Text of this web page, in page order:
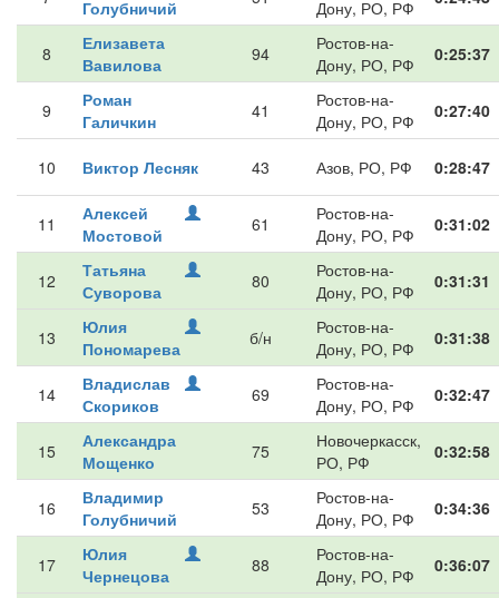
Голубничий Дону, РО, РФ
8
Елизавета
Вавилова
94
Ростов-на-
Дону, РО, РФ
0:25:37
9
Роман
Галичкин
41
Ростов-на-
Дону, РО, РФ
0:27:40
10 Виктор Лесняк 43 Азов, РО, РФ 0:28:47
11
Алексей
Мостовой
61
Ростов-на-
Дону, РО, РФ
0:31:02
12
Татьяна
Суворова
80
Ростов-на-
Дону, РО, РФ
0:31:31
13
Юлия
Пономарева
б/н
Ростов-на-
Дону, РО, РФ
0:31:38
14
Владислав
Скориков
69
Ростов-на-
Дону, РО, РФ
0:32:47
15
Александра
Мощенко
75
Новочеркасск,
РО, РФ
0:32:58
16
Владимир
Голубничий
53
Ростов-на-
Дону, РО, РФ
0:34:36
17
Юлия
Чернецова
88
Ростов-на-
Дону, РО, РФ
0:36:07